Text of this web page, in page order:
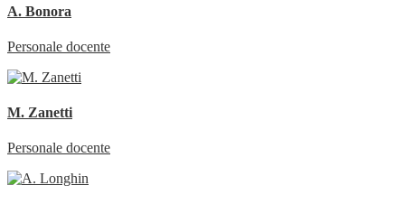
A. Bonora
Personale docente
M. Zanetti
Personale docente